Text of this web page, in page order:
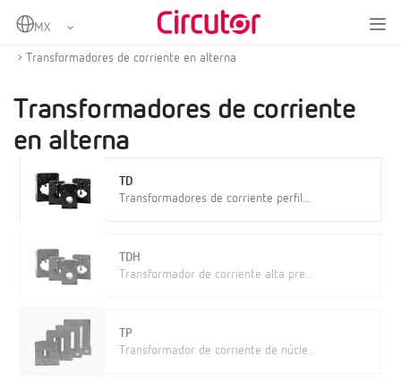
Home
Medida y control
Transformadores de corriente en alterna
Transformadores de corriente
en alterna
TD
Transformadores de corriente perfil...
TDH
Transformador de corriente alta pre...
TP
Transformador de corriente de núcle...